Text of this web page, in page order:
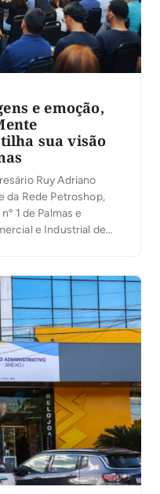
e emoção,
sua visão
Ruy Adriano
da Rede Petroshop,
1 de Palmas e
e Industrial de
auditório da